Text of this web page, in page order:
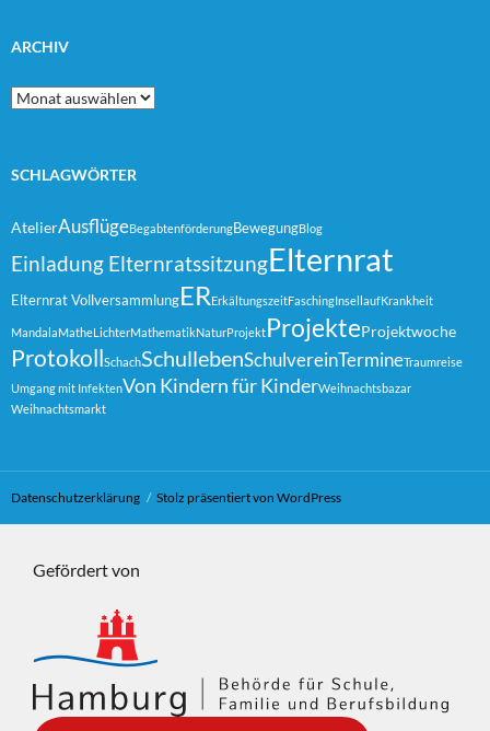
ARCHIV
Archiv
SCHLAGWÖRTER
AtelierAusflügeBegabtenförderungBewegungBlog
Einladung ElternratssitzungElternrat
Elternrat VollversammlungERErkältungszeitFaschingInsellaufKrankheit
MandalaMatheLichterMathematikNaturProjektProjekteProjektwoche
ProtokollSchachSchullebenSchulvereinTermineTraumreise
Umgang mit InfektenVon Kindern für KinderWeihnachtsbazar
Weihnachtsmarkt
Datenschutzerklärung Stolz präsentiert von WordPress
Gefördert von